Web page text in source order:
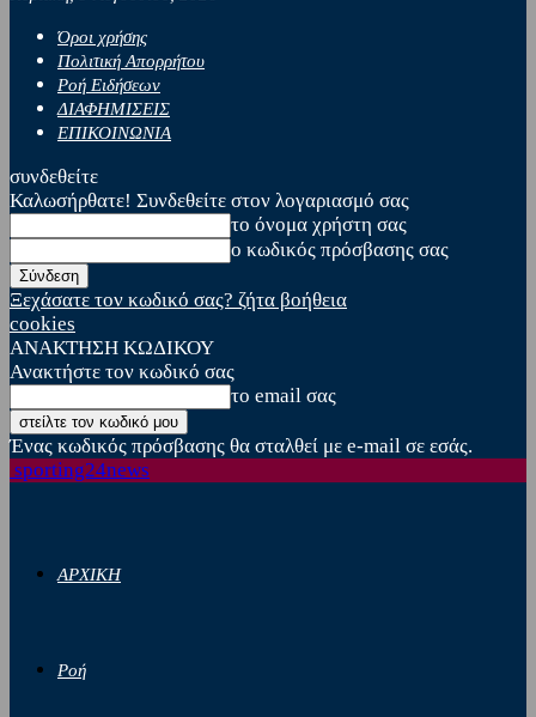
Όροι χρήσης
Πολιτική Απορρήτου
Ροή Ειδήσεων
ΔΙΑΦΗΜΙΣΕΙΣ
ΕΠΙΚΟΙΝΩΝΙΑ
συνδεθείτε
Καλωσήρθατε! Συνδεθείτε στον λογαριασμό σας
το όνομα χρήστη σας
ο κωδικός πρόσβασης σας
Ξεχάσατε τον κωδικό σας? ζήτα βοήθεια
cookies
ΑΝΑΚΤΗΣΗ ΚΩΔΙΚΟΥ
Ανακτήστε τον κωδικό σας
το email σας
Ένας κωδικός πρόσβασης θα σταλθεί με e-mail σε εσάς.
sporting24news
ΑΡΧΙΚΗ
Ροή